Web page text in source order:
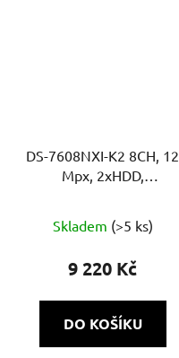
DS-7608NXI-K2 8CH, 12
Mpx, 2xHDD,
Skladem (>5 ks)
9 220 Kč
DO KOŠÍKU